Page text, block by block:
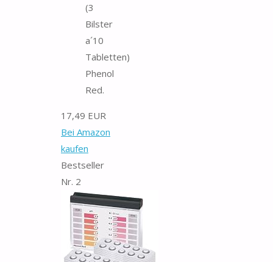
(3
Bilster
a´10
Tabletten)
Phenol
Red.
17,49 EUR
Bei Amazon
kaufen
Bestseller
Nr. 2